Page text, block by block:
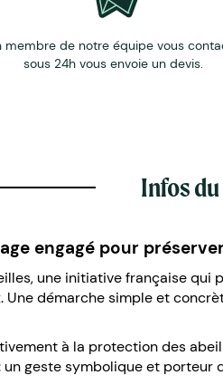
membre de notre équipe vous
sous 24h vous envoie un devis.
Infos
engagé pour
une initiative française
démarche simple et
à la protection des
geste symbolique et porteur